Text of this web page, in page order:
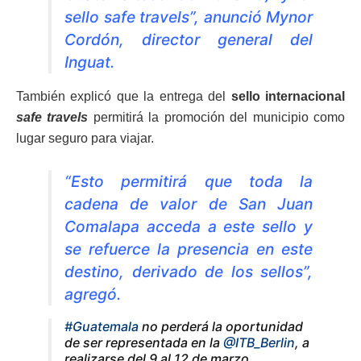
sello safe travels”, anunció Mynor
Cordón, director general del
Inguat.
También explicó que la entrega del sello internacional
safe travels permitirá la promoción del municipio como
lugar seguro para viajar.
“Esto permitirá que toda la
cadena de valor de San Juan
Comalapa acceda a este sello y
se refuerce la presencia en este
destino, derivado de los sellos”,
agregó.
#Guatemala no perderá la oportunidad
de ser representada en la @ITB_Berlin, a